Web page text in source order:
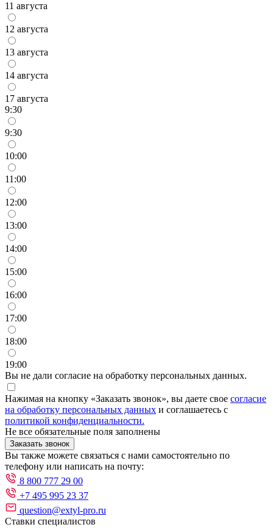
11 августа
12 августа
13 августа
14 августа
17 августа
9:30
9:30
10:00
11:00
12:00
13:00
14:00
15:00
16:00
17:00
18:00
19:00
Вы не дали согласие на обработку персональных данных.
Нажимая на кнопку «Заказать звонок», вы даете свое согласие
на обработку персональных данных и соглашаетесь с
политикой конфиденциальности.
Не все обязательные поля заполнены
Заказать звонок
Вы также можете связаться с нами самостоятельно по
телефону или написать на почту:
8 800 777 29 00
+7 495 995 23 37
question@extyl-pro.ru
Ставки специалистов